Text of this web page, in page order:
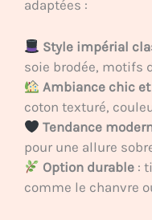
adaptées :
Style impérial
soie brodée, motifs
Ambiance chic
coton texturé,
Tendance
pour une allure
Option durable :
comme le chanvre